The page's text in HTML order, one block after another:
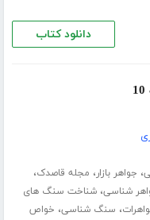
دانلود کتاب
، جواهر بازار، مجله قاصدک،
شناسی،شناخت سنگ های
، سنگ شناسی، خواص